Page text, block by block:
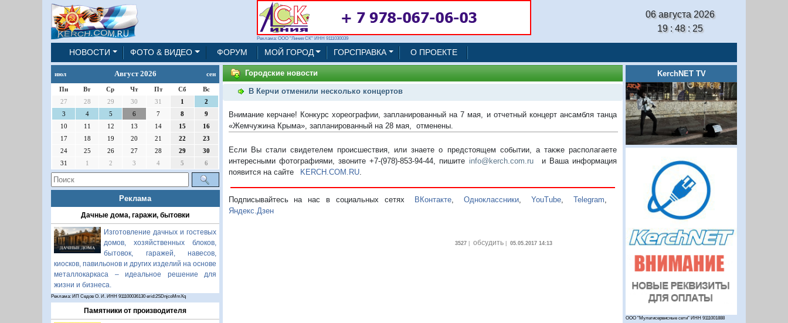
Реклама: ООО "Линия СК" ИНН 9111030039
06 августа 2026
19 : 48 : 25
НОВОСТИ ФОТО & ВИДЕО ФОРУМ МОЙ ГОРОД ГОРСПРАВКА О ПРОЕКТЕ
июл Август 2026 сен
Пн Вт Ср Чт Пт Сб
Вс
27
28 29 30 31 1
2
3
4 5 6 7 8
9
10
11 12 13 14 15
16
17
18 19 20 21 22
23
24
25 26 27 28 29
30
31
1 2 3 4 5 6
Реклама
Дачные дома, гаражи, бытовки
Изготовление дачных и гостевых
домов, хозяйственных блоков,
бытовок, гаражей, навесов,
киосков, павильонов и других изделий на основе
металлокаркаса – идеальное решение для
жизни и бизнеса.
Реклама: ИП Седов О. И. ИНН 911100036130 erid:2SDnjcoMmXq
Памятники от производителя
Городские новости
В Керчи отменили несколько концертов
Внимание керчане! Конкурс хореографии, запланированный на 7 мая, и отчетный концерт ансамбля танца
«Жемчужина Крыма», запланированный на 28 мая, отменены.
Если Вы стали свидетелем происшествия, или знаете о предстоящем событии, а также располагаете
интересными фотографиями, звоните +7-(978)-853-94-44, пишите info@kerch.com.ru и Ваша информация
появится на сайте KERCH.COM.RU.
Подписывайтесь на нас в социальных сетях ВКонтакте Одноклассники ,YouTube ,Telegram
Яндекс.Дзен
3527| обсудить| 05.05.2017 14:13
KerchNET TV
ООО "Мультисервисные сети" ИНН 9111001888